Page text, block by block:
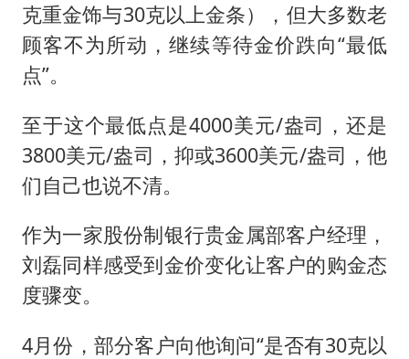
克重金饰与30克以上金条），但大多数老
顾客不为所动，继续等待金价跌向“最低
点”。
至于这个最低点是4000美元/盎司，还是
3800美元/盎司，抑或3600美元/盎司，他
们自己也说不清。
作为一家股份制银行贵金属部客户经理，
刘磊同样感受到金价变化让客户的购金态
度骤变。
4月份，部分客户向他询问“是否有30克以